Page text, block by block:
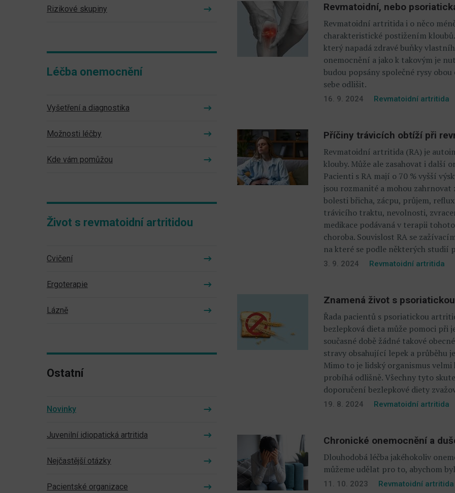
Revmatoidní, nebo
Revmatoidní artritida i o něco
charakteristické postižením
který napadá zdravé buňky
onemocnění a jako k takovým je
budou popsány společné rysy
sebe odlišit.
16. 9. 2024 Revmatoidní artritida
Příčiny trávicích obtíží při
Revmatoidní artritida (RA) je
klouby. Může ale zasahovat i
Pacienti s RA mají o 70 % vyšší
jsou rozmanité a mohou
bolesti břicha, zácpu, průjem,
trávicího traktu, nevolnosti,
medikace podávaná v terapii
choroba. Souvislost RA se
na které se podle některých
3. 9. 2024 Revmatoidní artritida
Znamená život s
Řada pacientů s psoriatickou
bezlepková dieta může pomoci při
současné době žádné takové
stravy obsahující lepek a průběhu
Mimo to je lidský organismus
probíhá odlišně. Všechny tyto
doporučení bezlepkové diety
19. 8. 2024 Revmatoidní artritida
Chronické onemocnění a
Dlouhodobá léčba jakéhokoliv
můžeme udělat pro to, abychom
11. 10. 2023 Revmatoidní artritida
Rizikové skupiny
Léčba onemocnění
Vyšetření a diagnostika
Možnosti léčby
Kde vám pomůžou
Život s revmatoidní artritidou
Cvičení
Ergoterapie
Lázně
Ostatní
Novinky
Juvenilní idiopatická artritida
Nejčastější otázky
Pacientské organizace